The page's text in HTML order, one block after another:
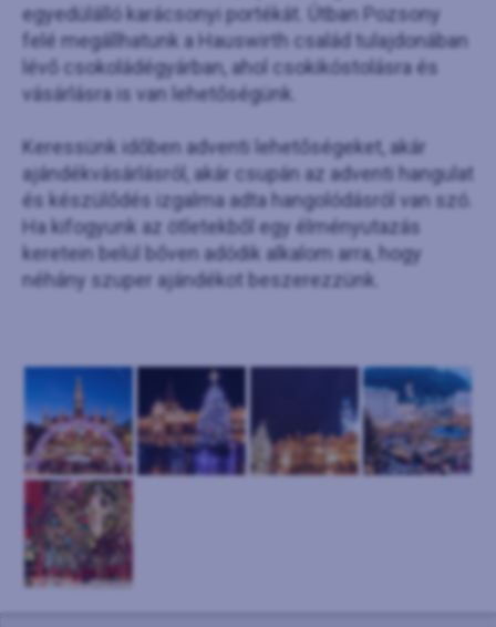
egyedülálló karácsonyi portékát. Útban Pozsony
felé megállhatunk a Hauswirth család tulajdonában
lévő csokoládégyárban, ahol csokikóstolásra és
vásárlásra is van lehetőségünk.
Keressünk időben adventi lehetőségeket, akár
ajándékvásárlásról, akár csupán az adventi hangulat
és készülődés izgalma adta hangolódásról van szó.
Ha kifogyunk az ötletekből egy élményutazás
keretein belül bőven adódik alkalom arra, hogy
néhány szuper ajándékot beszerezzünk.